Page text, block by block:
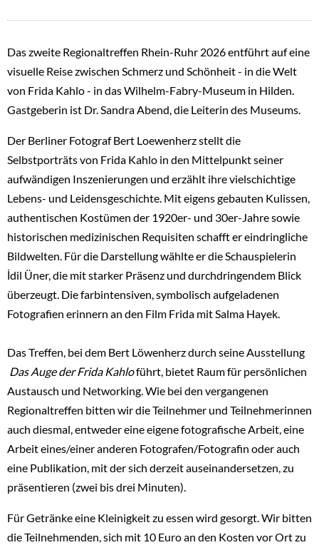
Das zweite Regionaltreffen Rhein-Ruhr 2026 entführt auf eine
visuelle Reise zwischen Schmerz und Schönheit - in die Welt
von Frida Kahlo - in das Wilhelm-Fabry-Museum in Hilden.
Gastgeberin ist Dr. Sandra Abend, die Leiterin des Museums.
Der Berliner Fotograf Bert Loewenherz stellt die
Selbstporträts von Frida Kahlo in den Mittelpunkt seiner
aufwändigen Inszenierungen und erzählt ihre vielschichtige
Lebens- und Leidensgeschichte. Mit eigens gebauten Kulissen,
authentischen Kostümen der 1920er- und 30er-Jahre sowie
historischen medizinischen Requisiten schafft er eindringliche
Bildwelten. Für die Darstellung wählte er die Schauspielerin
İdil Üner, die mit starker Präsenz und durchdringendem Blick
überzeugt. Die farbintensiven, symbolisch aufgeladenen
Fotografien erinnern an den Film Frida mit Salma Hayek.
Das Treffen, bei dem Bert Löwenherz durch seine Ausstellung
Das Auge der Frida Kahloführt, bietet Raum für persönlichen
Austausch und Networking. Wie bei den vergangenen
Regionaltreffen bitten wir die Teilnehmer und Teilnehmerinnen
auch diesmal, entweder eine eigene fotografische Arbeit, eine
Arbeit eines/einer anderen Fotografen/Fotografin oder auch
eine Publikation, mit der sich derzeit auseinandersetzen, zu
präsentieren (zwei bis drei Minuten).
Für Getränke eine Kleinigkeit zu essen wird gesorgt. Wir bitten
die Teilnehmenden, sich mit 10 Euro an den Kosten vor Ort zu